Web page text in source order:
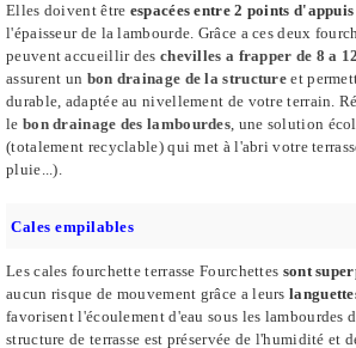
Elles doivent être espacées entre 2 points
l'épaisseur de la lambourde. Grâce a ces deux
peuvent accueillir des chevilles a frapper de 8 a
assurent un bon drainage de la structure et
durable, adaptée au nivellement de votre terrain.
le bon drainage des lambourdes, une solution
(totalement recyclable) qui met à l'abri votre
pluie...).
Cales empilables
Les cales fourchette terrasse Fourchettes sont
aucun risque de mouvement grâce a leurs
favorisent l'écoulement d'eau sous les lambourdes
structure de terrasse est préservée de l'humidité et